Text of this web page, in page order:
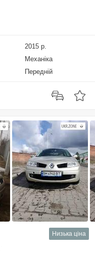
2015 р.
Механіка
Передній
Низька ціна